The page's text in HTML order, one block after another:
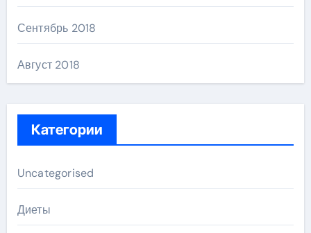
Сентябрь 2018
Август 2018
Категории
Uncategorised
Диеты